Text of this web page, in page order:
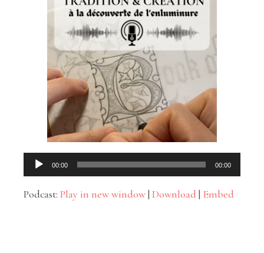
Lecteur
audio
00:00 00:00
Podcast: Play in new window|Download | Embed